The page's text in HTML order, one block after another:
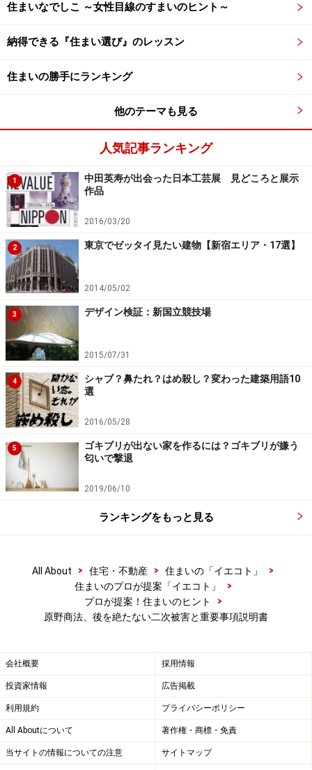
住まいなでしこ ～女性目線のすまいのヒント～
納得できる『住まい選び』のレッスン
住まいの勝手にランキング
他のテーマも見る
人気記事ランキング
1
中田英寿が出会った日本工芸展 見どころと展示
作品
2016/03/20
2 東京でゼッタイ見たい建物【新宿エリア・17選】
2014/05/02
3 デザイン検証：新国立競技場
2015/07/31
4
シャブ？鼻たれ？はめ殺し？変わった建築用語10
選
2016/05/28
5
ゴキブリが出ない家を作るには？ゴキブリが嫌う
匂いで撃退
2019/06/10
ランキングをもっと見る
All About > 住宅・不動産 > 住まいの「イエコト」
>
住まいのプロが提案「イエコト」
>
プロが提案！住まいのヒント
>
原野商法、後を絶たない二次被害と重要事項説明書
会社概要 採用情報
投資家情報 広告掲載
利用規約 プライバシーポリシー
All Aboutについて 著作権・商標・免責
当サイトの情報についての注意 サイトマップ